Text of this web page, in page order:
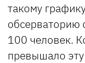
такому
обсерваторию
100 человек.
превышало